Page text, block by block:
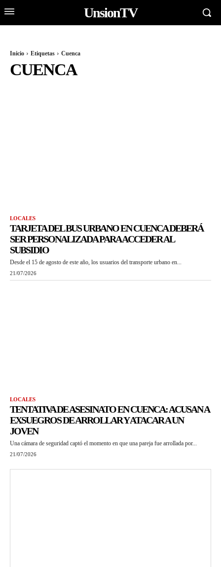
UnsionTV
Inicio Etiquetas Cuenca
CUENCA
LOCALES
TARJETA DEL BUS URBANO EN CUENCA DEBERÁ
SER PERSONALIZADA PARA ACCEDER AL
SUBSIDIO
Desde el 15 de agosto de este año, los usuarios del transporte urbano en...
21/07/2026
LOCALES
TENTATIVA DE ASESINATO EN CUENCA: ACUSAN A
EXSUEGROS DE ARROLLAR Y ATACAR A UN
JOVEN
Una cámara de seguridad captó el momento en que una pareja fue arrollada por...
21/07/2026